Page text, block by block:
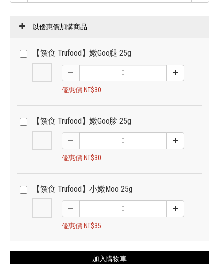
以優惠價加購商品
【饌食 Trufood】嫩Goo腿 25g
優惠價 NT$30
【饌食 Trufood】嫩Goo胗 25g
優惠價 NT$30
【饌食 Trufood】小嫩Moo 25g
優惠價 NT$35
加入購物車